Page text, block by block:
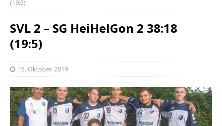
(19:5)
SVL 2 – SG HeiHelGon 2 38:18
(19:5)
15. Oktober 2019